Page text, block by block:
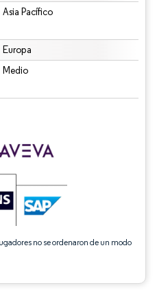
Asia Pacífico
Europa
Medio
no se ordenaron de un modo
requiere atribución según CC BY 4.0.